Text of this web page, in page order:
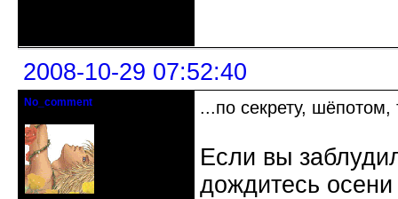
2008-10-29 07:52:40
No_comment ...по секрету,
Если вы
дождитесь